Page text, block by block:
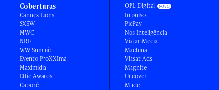
Coberturas
Cannes Lions
SXSW
MWC
NRF
WW Summit
Evento ProXXIma
Maximídia
Effie Awards
Caboré
OPL Digital
Impulso
PicPay
Nós Inteligência
Vistar Media
Machina
Viasat Ads
Magnite
Uncover
Mude